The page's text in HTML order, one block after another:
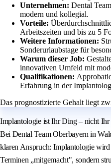
Unternehmen: Dental
modern und kollegial.
Vorteile:
Arbeitszeiten und bis zu 5
Weitere Informationen:
Sonderurlaubstage für
Warum dieser Job:
innovativen Umfeld mit
Qualifikationen:
Erfahrung in der
Das prognostizierte Gehalt liegt
Implantologie ist Ihr Ding – nicht
Bei Dental Team Oberbayern in
klaren Anspruch: Implantologie
Terminen „mitgemacht", sondern